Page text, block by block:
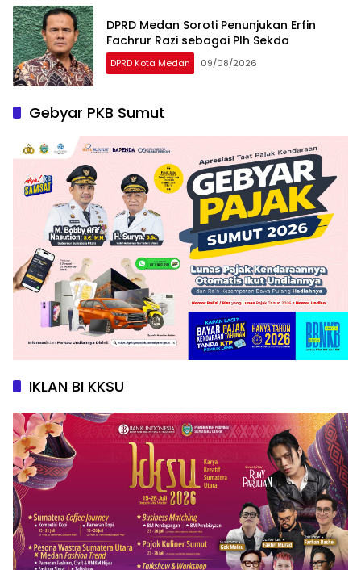
DPRD Medan Soroti Penunjukan Erfin
Fachrur Razi sebagai Plh Sekda
DPRD Kota Medan 09/08/2026
Gebyar PKB Sumut
IKLAN BI KKSU